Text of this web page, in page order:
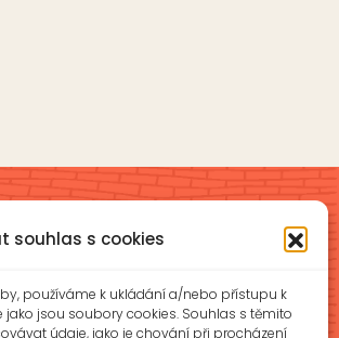
souhlas s cookies
používáme k ukládání a/nebo přístupu k
jsou soubory cookies. Souhlas s těmito
údaje, jako je chování při procházení
ŠJ: +420 577 927 979
ŠD: +420 577 926 720